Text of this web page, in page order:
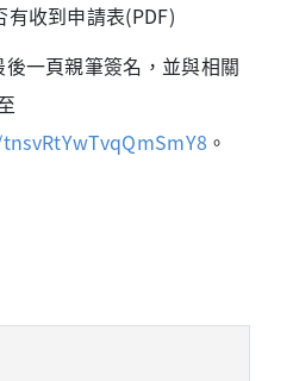
收到申請表(PDF)
一頁親筆簽名，並與相關
。